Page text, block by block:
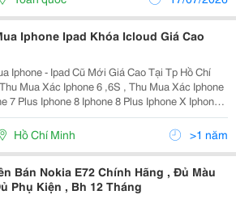
Iphone Ipad Khóa Icloud Giá Cao
Iphone - Ipad Cũ Mới Giá Cao Tại Tp Hồ Chí
Mua Xác Iphone 6 ,6S , Thu Mua Xác Iphone
7 Plus Iphone 8 Iphone 8 Plus Iphone X Iphone
Xs Iphone Xs Max Iphone 11 Iphone 11 Pro
11 Pro Max Iphone 12 Iphone 12...
Hồ Chí Minh >1 năm
Bán Nokia E72 Chính Hãng , Đủ Màu
Phụ Kiện , Bh 12 Tháng